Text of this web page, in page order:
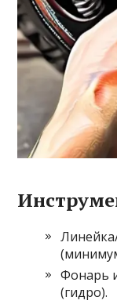
Фонарь
(гидро).